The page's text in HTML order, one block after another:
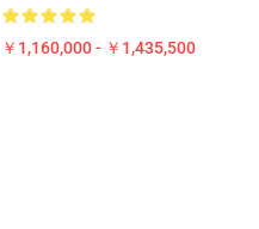
￥1,160,000 - ￥1,435,500